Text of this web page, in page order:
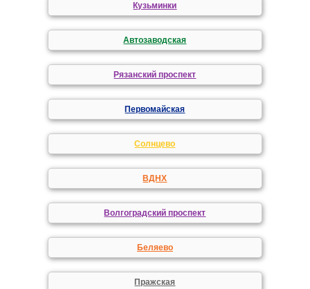
Кузьминки
Автозаводская
Рязанский проспект
Первомайская
Солнцево
ВДНХ
Волгоградский проспект
Беляево
Пражская